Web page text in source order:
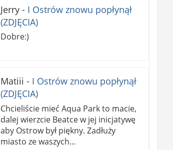
Jerry- I Ostrów znowu popłynął
(ZDJĘCIA)
Dobre:)
Matiii - I Ostrów znowu popłynął
(ZDJĘCIA)
Chcieliście mieć Aqua Park to macie,
dalej wierzcie Beatce w jej inicjatywę
aby Ostrow był piękny. Zadłuży
miasto ze waszych…